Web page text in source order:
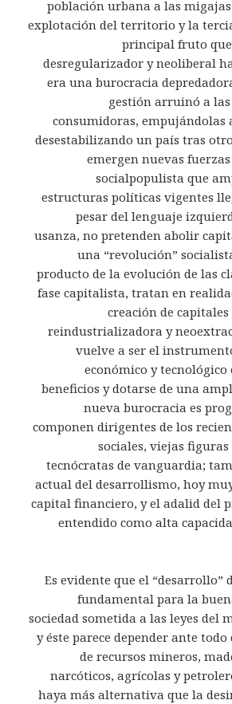
población urbana a las
explotación del territorio y la
principal fruto
desregularizador y neoliberal
era una burocracia
gestión arruinó a
consumidoras, empujándolas
desestabilizando un país tras
emergen nuevas
socialpopulista que
estructuras políticas vigentes
pesar del lenguaje
usanza, no pretenden abolir
una “revolución”
producto de la evolución de las
fase capitalista, tratan en
creación de
reindustrializadora y
vuelve a ser el
económico y
beneficios y dotarse de una
nueva burocracia es
componen dirigentes de los
sociales, viejas
tecnócratas de vanguardia;
actual del desarrollismo, hoy
capital financiero, y el adalid del
entendido como alta
Es evidente que el “desarrollo”
fundamental para la
sociedad sometida a las leyes del
y éste parece depender ante
de recursos mineros,
narcóticos, agrícolas y
haya más alternativa que la